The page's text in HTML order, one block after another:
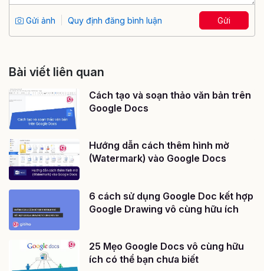
Gửi ảnh Quy định đăng bình luận Gửi
Bài viết liên quan
Cách tạo và soạn thảo văn bản trên
Google Docs
Hướng dẫn cách thêm hình mờ
(Watermark) vào Google Docs
6 cách sử dụng Google Doc kết hợp
Google Drawing vô cùng hữu ích
25 Mẹo Google Docs vô cùng hữu
ích có thể bạn chưa biết